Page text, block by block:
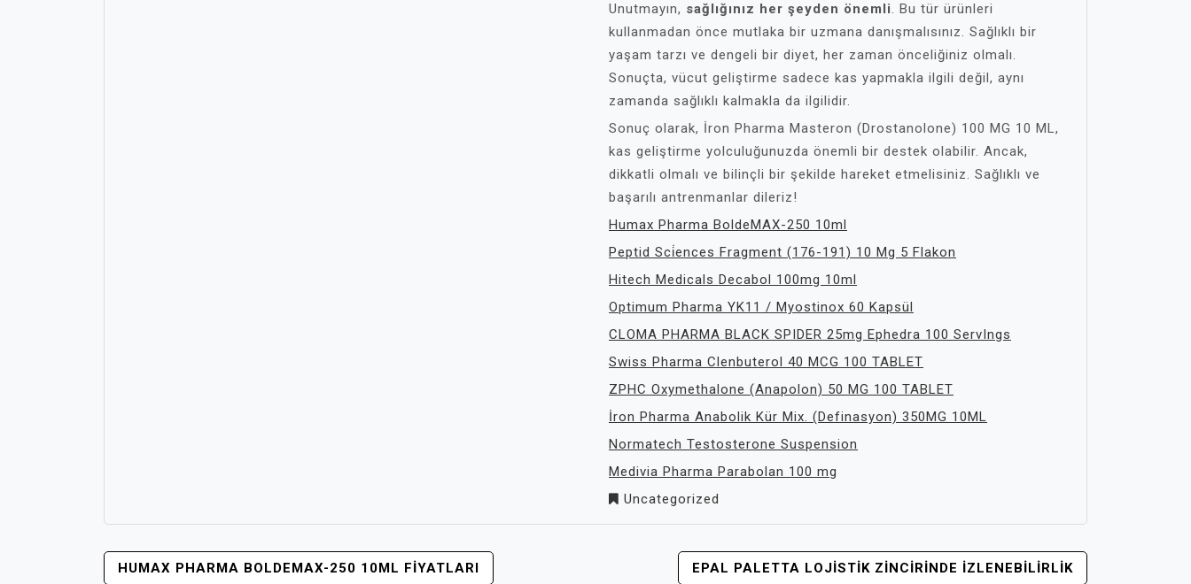
Unutmayın, sağlığınız her şeyden önemli. Bu tür ürünleri
kullanmadan önce mutlaka bir uzmana danışmalısınız. Sağlıklı bir
yaşam tarzı ve dengeli bir diyet, her zaman önceliğiniz olmalı.
Sonuçta, vücut geliştirme sadece kas yapmakla ilgili değil, aynı
zamanda sağlıklı kalmakla da ilgilidir.
Sonuç olarak, İron Pharma Masteron (Drostanolone) 100 MG 10 ML,
kas geliştirme yolculuğunuzda önemli bir destek olabilir. Ancak,
dikkatli olmalı ve bilinçli bir şekilde hareket etmelisiniz. Sağlıklı ve
başarılı antrenmanlar dileriz!
Humax Pharma BoldeMAX-250 10ml
Peptid Sci̇ences Fragment (176-191) 10 Mg 5 Flakon
Hitech Medicals Decabol 100mg 10ml
Optimum Pharma YK11 / Myostinox 60 Kapsül
CLOMA PHARMA BLACK SPIDER 25mg Ephedra 100 ServIngs
Swiss Pharma Clenbuterol 40 MCG 100 TABLET
ZPHC Oxymethalone (Anapolon) 50 MG 100 TABLET
İron Pharma Anabolik Kür Mix. (Definasyon) 350MG 10ML
Normatech Testosterone Suspension
Medivia Pharma Parabolan 100 mg
Uncategorized
YAZI
HUMAX PHARMA BOLDEMAX-250 10ML FIYATLARI EPAL PALETTA LOJISTIK ZINCIRINDE İZLENEBILIRLIK